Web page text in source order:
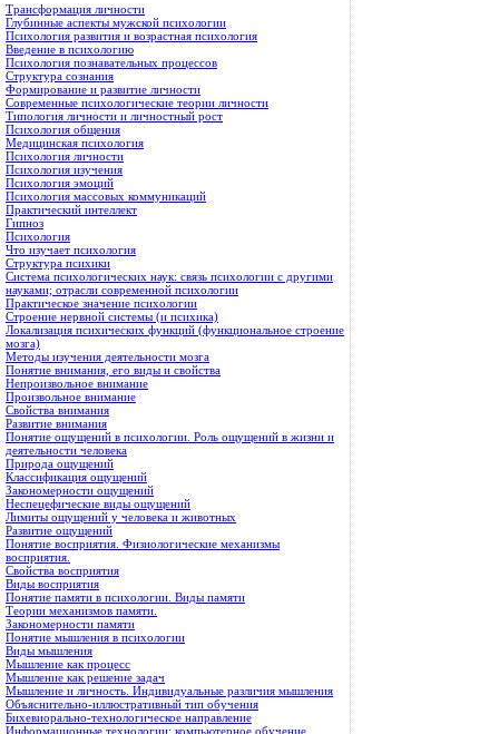
Трансформация личности
Глубинные аспекты мужской психологии
Психология развития и возрастная психология
Введение в психологию
Психология познавательных процессов
Структура сознания
Формирование и развитие личности
Современные психологические теории личности
Типология личности и личностный рост
Психология общения
Медицинская психология
Психология личности
Психология изучения
Психология эмоций
Психология массовых коммуникаций
Практический интеллект
Гипноз
Психология
Что изучает психология
Структура психики
Система психологических наук: связь психологии с другими
науками; отрасли современной психологии
Практическое значение психологии
Строение нервной системы (и психика)
Локализация психических функций (функциональное строение
мозга)
Методы изучения деятельности мозга
Понятие внимания, его виды и свойства
Непроизвольное внимание
Произвольное внимание
Свойства внимания
Развитие внимания
Понятие ощущений в психологии. Роль ощущений в жизни и
деятельности человека
Природа ощущений
Классификация ощущений
Закономерности ощущений
Неспецефические виды ощущений
Лимиты ощущений у человека и животных
Развитие ощущений
Понятие восприятия. Физиологические механизмы
восприятия.
Свойства восприятия
Виды восприятия
Понятие памяти в психологии. Виды памяти
Теории механизмов памяти.
Закономерности памяти
Понятие мышления в психологии
Виды мышления
Мышление как процесс
Мышление как решение задач
Мышление и личность. Индивидуальные различия мышления
Объяснительно-иллюстративный тип обучения
Бихевиорально-технологическое направление
Информационные технологии: компьютерное обучение